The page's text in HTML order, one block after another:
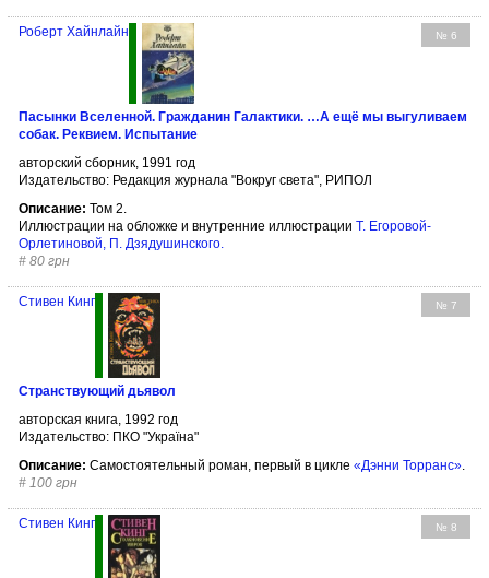
№ 6
Роберт Хайнлайн
Пасынки Вселенной. Гражданин Галактики. …А ещё мы выгуливаем
собак. Реквием. Испытание
авторский сборник, 1991 год
Издательство: Редакция журнала "Вокруг света", РИПОЛ
Описание: Том 2.
Иллюстрации на обложке и внутренние иллюстрации Т. Егоровой-
Орлетиновой, П. Дзядушинского.
# 80 грн
№ 7
Стивен Кинг
Странствующий дьявол
авторская книга, 1992 год
Издательство: ПКО "Україна"
Описание: Самостоятельный роман, первый в цикле «Дэнни Торранс»
# 100 грн
№ 8
Стивен Кинг